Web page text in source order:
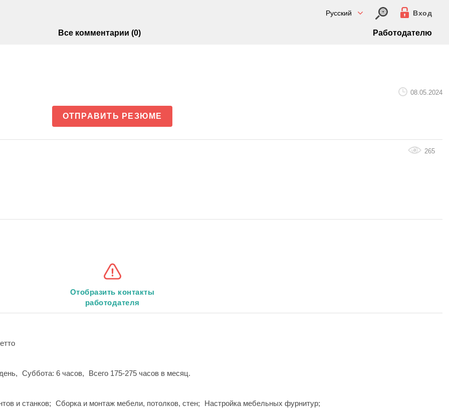
Русский Вход
Все комментарии (0) Работодателю
08.05.2024
ОТПРАВИТЬ РЕЗЮМЕ
265
Отобразить контакты
работодателя
Суббота: 6 часов, Всего 175-275 часов в месяц.
и станков; Сборка и монтаж мебели, потолков, стен;
Настройка мебельных фурнитур;